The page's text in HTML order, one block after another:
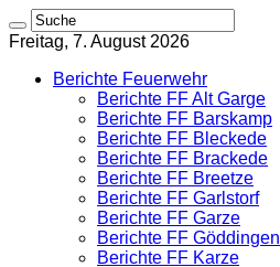
Freitag, 7. August 2026
Berichte Feuerwehr
Berichte FF Alt Garge
Berichte FF Barskamp
Berichte FF Bleckede
Berichte FF Brackede
Berichte FF Breetze
Berichte FF Garlstorf
Berichte FF Garze
Berichte FF Göddingen
Berichte FF Karze